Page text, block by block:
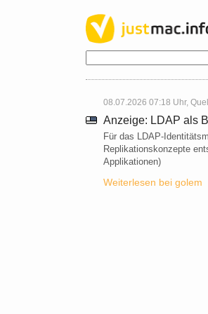
08.07.2026 07:18 Uhr,
Anzeige: LDAP als
Für das LDAP-
Replikationskonzepte
Applikationen)
Weiterlesen bei golem